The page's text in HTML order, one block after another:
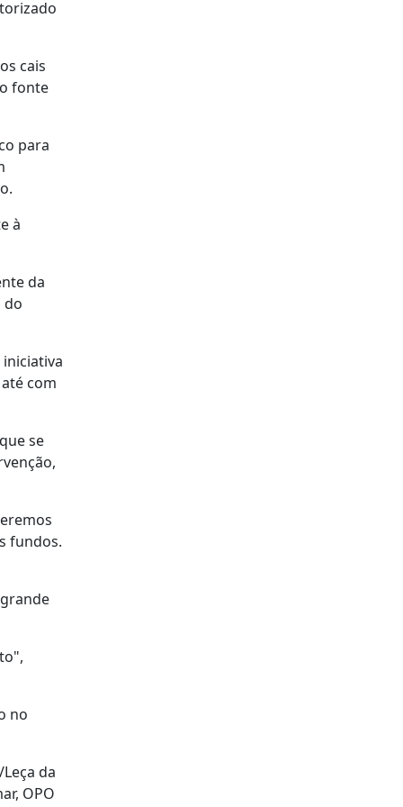
cais
fonte
para
à
da
do
com
se
fundos.
no
da
OPO